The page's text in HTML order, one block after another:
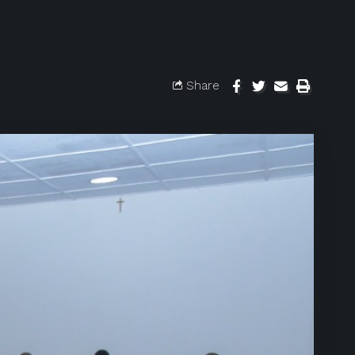
Share